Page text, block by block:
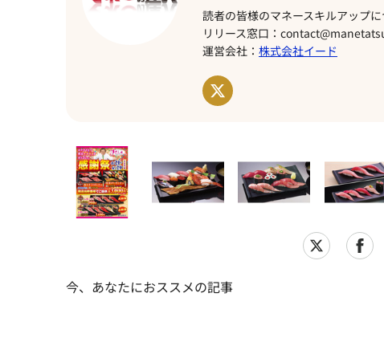
読者の皆様のマネースキルアップ
リリース窓口：
運営会社： 株式会社イード
今、あなたにおススメの記事